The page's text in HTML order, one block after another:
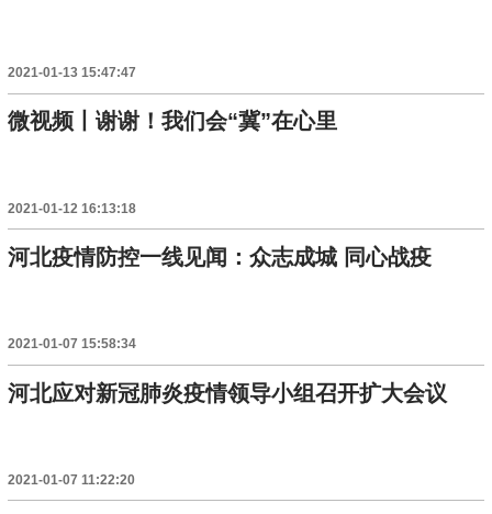
2021-01-13 15:47:47
微视频丨谢谢！我们会“冀”在心里
2021-01-12 16:13:18
河北疫情防控一线见闻：众志成城 同心战疫
2021-01-07 15:58:34
河北应对新冠肺炎疫情领导小组召开扩大会议
2021-01-07 11:22:20